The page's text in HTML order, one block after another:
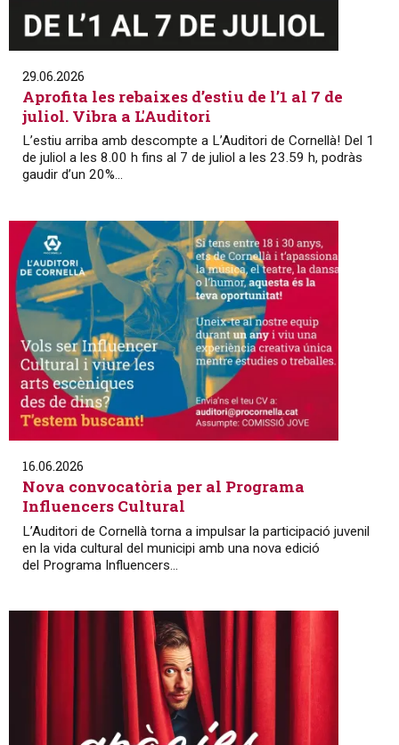
29.06.2026
Aprofita les rebaixes d’estiu de l’1 al 7 de
juliol. Vibra a L'Auditori
L’estiu arriba amb descompte a L’Auditori de Cornellà! Del 1
de juliol a les 8.00 h fins al 7 de juliol a les 23.59 h, podràs
gaudir d’un 20%...
16.06.2026
Nova convocatòria per al Programa
Influencers Cultural
L’Auditori de Cornellà torna a impulsar la participació juvenil
en la vida cultural del municipi amb una nova edició
del Programa Influencers...